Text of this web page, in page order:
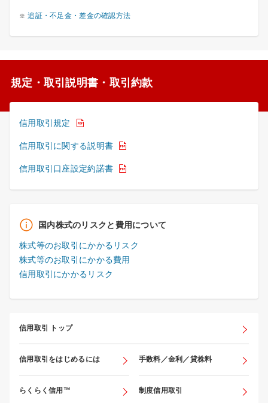
追証・不足金・差金の確認方法
規定・取引説明書・取引約款
信用取引規定
信用取引に関する説明書
信用取引口座設定約諾書
国内株式のリスクと費用について
株式等のお取引にかかるリスク
株式等のお取引にかかる費用
信用取引にかかるリスク
信用取引 トップ
信用取引をはじめるには 手数料／金利／貸株料
らくらく信用™ 制度信用取引